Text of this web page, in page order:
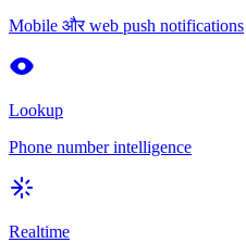
Mobile और web push notifications
Lookup
Phone number intelligence
Realtime